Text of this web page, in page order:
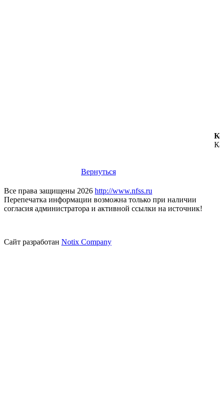
Вернуться
Все права защищены 2026 http://www.nfss.ru
Перепечатка информации возможна только при наличии
согласия администратора и активной ссылки на источник!
Сайт разработан Notix Company